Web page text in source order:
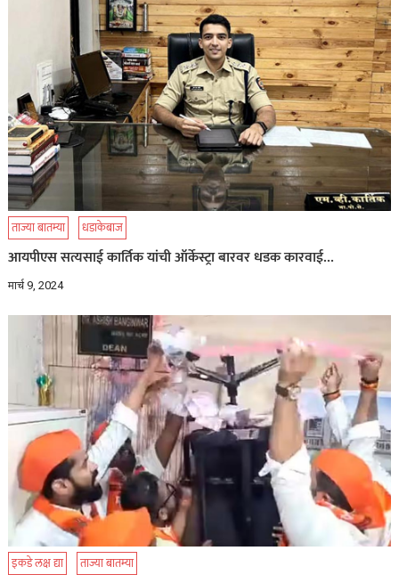
ताज्या बातम्या धडाकेबाज
आयपीएस सत्यसाई कार्तिक यांची ऑर्केस्ट्रा बारवर धडक कारवाई…
मार्च 9, 2024
इकडे लक्ष द्या ताज्या बातम्या